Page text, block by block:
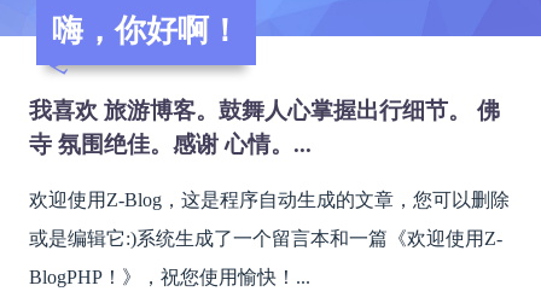
嗨，你好啊！
我喜欢 旅游博客。鼓舞人心掌握出行细节。 佛
寺 氛围绝佳。感谢 心情。...
欢迎使用Z-Blog，这是程序自动生成的文章，您可以删除
或是编辑它:)系统生成了一个留言本和一篇《欢迎使用Z-
BlogPHP！》，祝您使用愉快！...